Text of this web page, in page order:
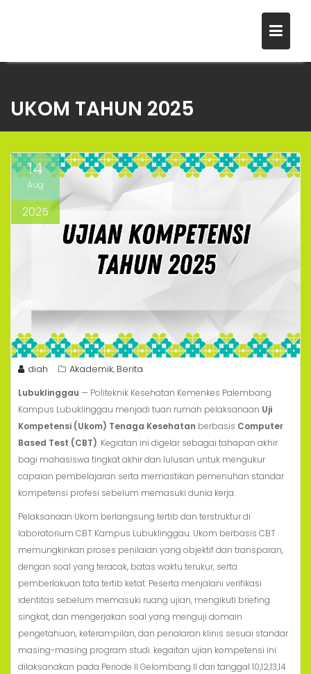
content
UKOM TAHUN 2025
14
Aug
2025
diah Akademik, Berita
Lubuklinggau — Politeknik Kesehatan Kemenkes Palembang
Kampus Lubuklinggau menjadi tuan rumah pelaksanaan Uji
Kompetensi (Ukom) Tenaga Kesehatan berbasis Computer
Based Test (CBT). Kegiatan ini digelar sebagai tahapan akhir
bagi mahasiswa tingkat akhir dan lulusan untuk mengukur
capaian pembelajaran serta memastikan pemenuhan standar
kompetensi profesi sebelum memasuki dunia kerja.
Pelaksanaan Ukom berlangsung tertib dan terstruktur di
laboratorium CBT Kampus Lubuklinggau. Ukom berbasis CBT
memungkinkan proses penilaian yang objektif dan transparan,
dengan soal yang teracak, batas waktu terukur, serta
pemberlakuan tata tertib ketat. Peserta menjalani verifikasi
identitas sebelum memasuki ruang ujian, mengikuti briefing
singkat, dan mengerjakan soal yang menguji domain
pengetahuan, keterampilan, dan penalaran klinis sesuai standar
masing-masing program studi. kegaitan ujian kompetensi ini
dilaksanakan pada Periode II Gelombang II dari tanggal 10,12,13,14